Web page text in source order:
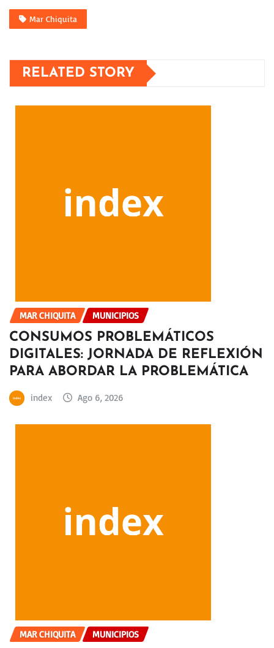
Mar Chiquita
RELATED STORY
MAR CHIQUITA MUNICIPIOS
CONSUMOS PROBLEMÁTICOS
DIGITALES: JORNADA DE REFLEXIÓN
PARA ABORDAR LA PROBLEMÁTICA
index Ago 6, 2026
MAR CHIQUITA MUNICIPIOS